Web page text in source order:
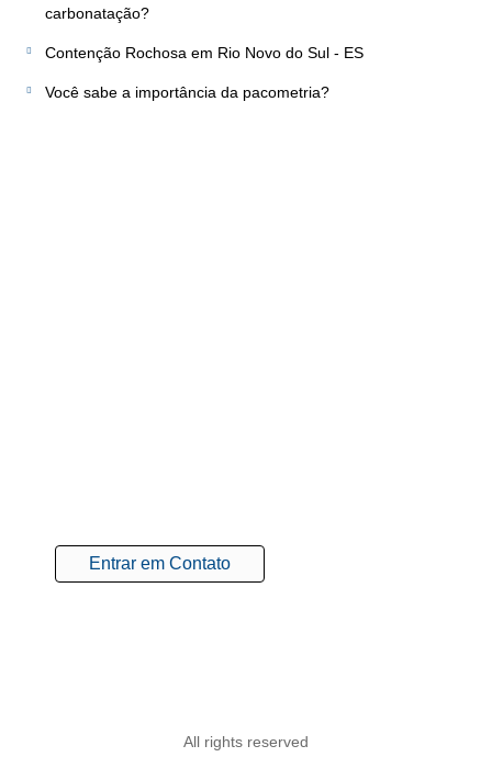
carbonatação?
Contenção Rochosa em Rio Novo do Sul - ES
Você sabe a importância da pacometria?
Entrar em Contato
All rights reserved